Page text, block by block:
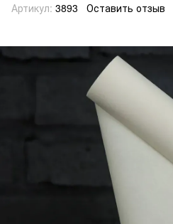
Артикул: 3893 Оставить отзыв